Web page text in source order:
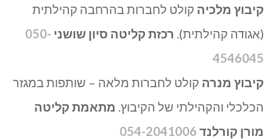
קיבוץ מלכיה קולט לחברות בהרחבה קהילתית
(אגודה קהילתית). רכזת קליטה סיון שושני 050-
4546045
קיבוץ מנרה קולט לחברות מלאה – שותפות במגזר
הכלכלי והקהילתי של הקיבוץ. מתאמת קליטה
מורן קורלנד 054-2041006